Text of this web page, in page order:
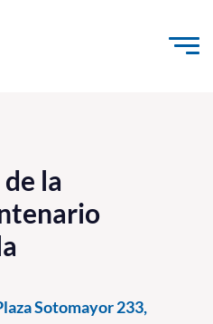
contenido
la
Sotomayor 233,